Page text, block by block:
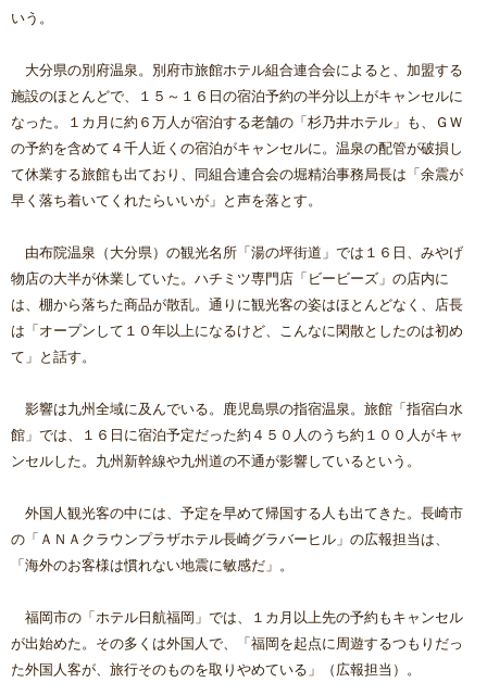
いう。
大分県の別府温泉。別府市旅館ホテル組合連合会によると、加盟する
施設のほとんどで、１５～１６日の宿泊予約の半分以上がキャンセルに
なった。１カ月に約６万人が宿泊する老舗の「杉乃井ホテル」も、ＧＷ
の予約を含めて４千人近くの宿泊がキャンセルに。温泉の配管が破損し
て休業する旅館も出ており、同組合連合会の堀精治事務局長は「余震が
早く落ち着いてくれたらいいが」と声を落とす。
由布院温泉（大分県）の観光名所「湯の坪街道」では１６日、みやげ
物店の大半が休業していた。ハチミツ専門店「ビービーズ」の店内に
は、棚から落ちた商品が散乱。通りに観光客の姿はほとんどなく、店長
は「オープンして１０年以上になるけど、こんなに閑散としたのは初め
て」と話す。
影響は九州全域に及んでいる。鹿児島県の指宿温泉。旅館「指宿白水
館」では、１６日に宿泊予定だった約４５０人のうち約１００人がキャ
ンセルした。九州新幹線や九州道の不通が影響しているという。
外国人観光客の中には、予定を早めて帰国する人も出てきた。長崎市
の「ＡＮＡクラウンプラザホテル長崎グラバーヒル」の広報担当は、
「海外のお客様は慣れない地震に敏感だ」。
福岡市の「ホテル日航福岡」では、１カ月以上先の予約もキャンセル
が出始めた。その多くは外国人で、「福岡を起点に周遊するつもりだっ
た外国人客が、旅行そのものを取りやめている」（広報担当）。